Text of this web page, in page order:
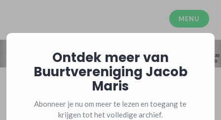
inhoud
MENU
Ontdek meer van
Buurtvereniging Jacob
Maris
Abonneer je nu om meer te lezen en toegang te
krijgen tot het volledige archief.